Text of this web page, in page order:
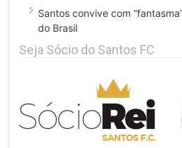
Santos convive com
do Brasil
Seja Sócio do Santos FC